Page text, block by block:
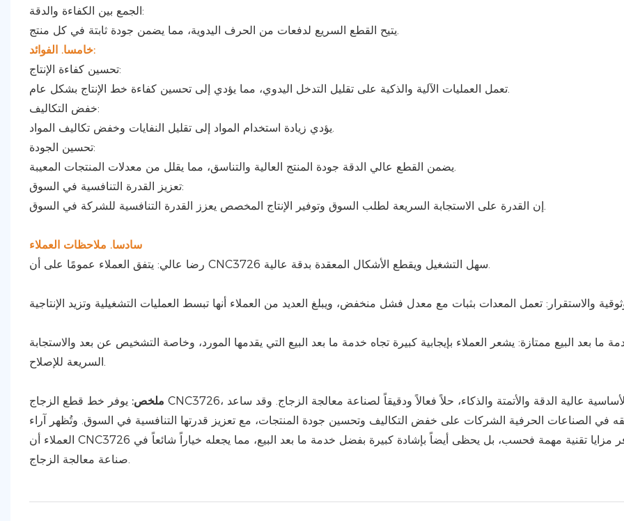
الجمع بين الكفاءة والدقة:
يتيح القطع السريع لدفعات من الحرف اليدوية، مما يضمن جودة ثابتة في كل منتج.
خامسا. الفوائد:
تحسين كفاءة الإنتاج:
تعمل العمليات الآلية والذكية على تقليل التدخل اليدوي، مما يؤدي إلى تحسين كفاءة خط الإنتاج بشكل عام.
خفض التكاليف:
يؤدي زيادة استخدام المواد إلى تقليل النفايات وخفض تكاليف المواد.
تحسين الجودة:
يضمن القطع عالي الدقة جودة المنتج العالية والتناسق، مما يقلل من معدلات المنتجات المعيبة.
تعزيز القدرة التنافسية في السوق:
إن القدرة على الاستجابة السريعة لطلب السوق وتوفير الإنتاج المخصص يعزز القدرة التنافسية للشركة في السوق.
سادسا. ملاحظات العملاء
رضا عالي: يتفق العملاء عمومًا على أن CNC3726 سهل التشغيل ويقطع الأشكال المعقدة بدقة عالية.
ما بعد البيع ممتازة: يشعر العملاء بإيجابية كبيرة تجاه خدمة ما بعد البيع التي يقدمها المورد، وخاصة التشخيص عن بعد والاستجابة
السريعة للإصلاح.
ملخص: يوفر خط قطع الزجاج CNC3726، بتقنياته الأساسية عالية الدقة والأتمتة والذكاء، حلاً فعالاً ودقيقاً لصناعة معالجة الزجاج. وقد ساعد
في الصناعات الحرفية الشركات على خفض التكاليف وتحسين جودة المنتجات، مع تعزيز قدرتها التنافسية في السوق. وتُظهر آراء
العملاء أن CNC3726 لا يوفر مزايا تقنية مهمة فحسب، بل يحظى أيضاً بإشادة كبيرة بفضل خدمة ما بعد البيع، مما يجعله خياراً شائعاً في
صناعة معالجة الزجاج.